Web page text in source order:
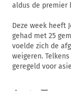
aldus de premier
Deze week heeft
gehad met 25
voelde zich de
weigeren.
geregeld voor